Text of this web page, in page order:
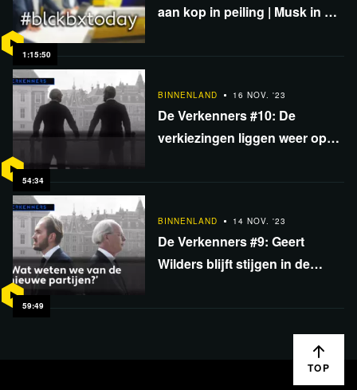
1:15:50
aan kop in peiling | Musk in de
54:34
BINNENLAND 16 NOV. '23
De Verkenners #10: De
verkiezingen liggen weer open
59:49
BINNENLAND 14 NOV. '23
De Verkenners #9: Geert
Wilders blijft stijgen in de
TOP